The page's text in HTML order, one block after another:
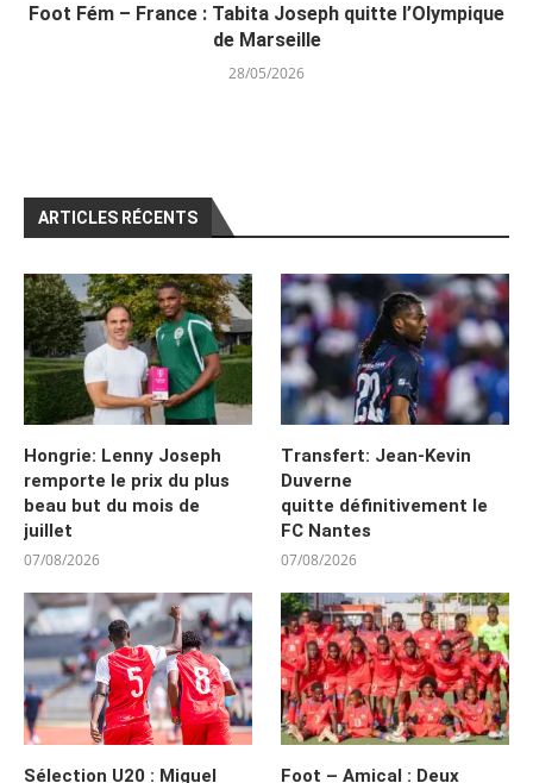
Foot Fém – France : Tabita Joseph quitte l’Olympique
de Marseille
28/05/2026
ARTICLES RÉCENTS
Hongrie: Lenny Joseph
remporte le prix du plus
beau but du mois de
juillet
07/08/2026
Transfert: Jean-Kevin
Duverne
quitte définitivement le
FC Nantes
07/08/2026
Sélection U20 : Miguel Foot – Amical : Deux